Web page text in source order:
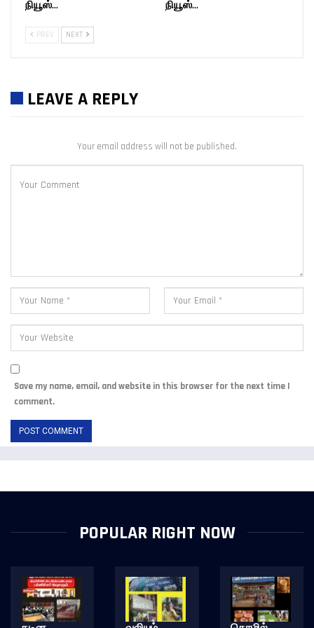
நியூஸ்… நியூஸ்…
PREV NEXT
LEAVE A REPLY
Your email address will not be published.
Save my name, email, and website in this browser for the next time I
comment.
POPULAR RIGHT NOW